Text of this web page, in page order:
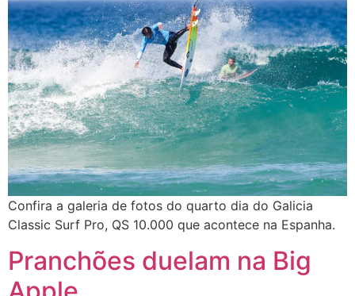
Confira a galeria de fotos do quarto dia do Galicia
Classic Surf Pro, QS 10.000 que acontece na Espanha.
Pranchões duelam na Big